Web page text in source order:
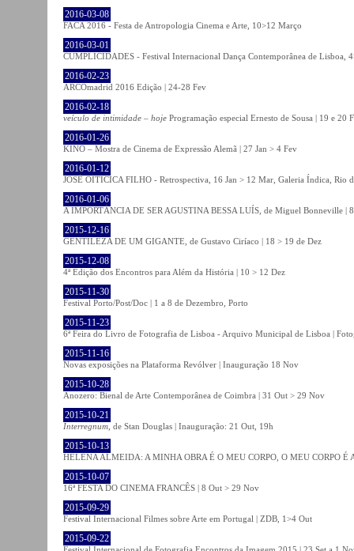
2016-03-08
FACA 2016 - Festa de Antropologia Cinema e Arte, 10>12 Março
2016-03-01
CUMPLICIDADES - Festival Internacional Dança Contemporânea de Lisboa,
2016-02-23
ARCOmadrid 2016 Edição | 24-28 Fev
2016-02-18
veículo de intimidade – hoje Programação especial Ernesto de Sousa | 19 e 20
2016-01-26
KINO – Mostra de Cinema de Expressão Alemã | 27 Jan > 4 Fev
2016-01-12
JOSÉ OITICICA FILHO - Retrospectiva, 16 Jan > 12 Mar, Galeria Índica, Rio
2016-01-06
A IMPORTÂNCIA DE SER AGUSTINA BESSA LUÍS, de Miguel Bonneville |
2015-12-16
GENTILEZA DE UM GIGANTE, de Gustavo Ciríaco | 18 > 19 de Dez
2015-12-08
4ª Edição dos Encontros para Além da História | 10 > 12 Dez
2015-11-30
Festival Porto/Post/Doc | 1 a 8 de Dezembro, Porto
2015-11-23
6ª Feira do Livro de Fotografia de Lisboa - Arquivo Municipal de Lisboa |
2015-11-16
Novas exposições na Plataforma Revólver | Inauguração 18 Nov
2015-10-28
Anozero: Bienal de Arte Contemporânea de Coimbra | 31 Out > 29 Nov
2015-10-21
Interregnum , de Stan Douglas | Inauguração: 21 Out, 19h
2015-10-13
HELENA ALMEIDA: A MINHA OBRA É O MEU CORPO, O MEU CORPO É
2015-10-07
16ª FESTA DO CINEMA FRANCÊS | 8 Out > 29 Nov
2015-09-29
Festival Internacional Filmes sobre Arte em Portugal | ZDB, 1>4 Out
2015-09-22